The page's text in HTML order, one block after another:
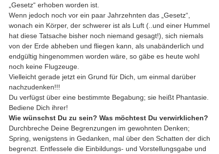
„Gesetz“ erhoben worden ist.
Wenn jedoch noch vor ein paar Jahrzehnten das „Gesetz“,
wonach ein Körper, der schwerer ist als Luft (..und einer Hummel
hat diese Tatsache bisher noch niemand gesagt!), sich niemals
von der Erde abheben und fliegen kann, als unabänderlich und
endgültig hingenommen worden wäre, so gäbe es heute wohl
noch keine Flugzeuge.
Vielleicht gerade jetzt ein Grund für Dich, um einmal darüber
nachzudenken!!!
Du verfügst über eine bestimmte Begabung; sie heißt Phantasie.
Bediene Dich ihrer!
Wie wünschst Du zu sein? Was möchtest Du verwirklichen?
Durchbreche Deine Begrenzungen im gewohnten Denken;
Spring, wenigstens in Gedanken, mal über den Schatten der dich
begrenzt. Entfessele die Einbildungs- und Vorstellungsgabe und